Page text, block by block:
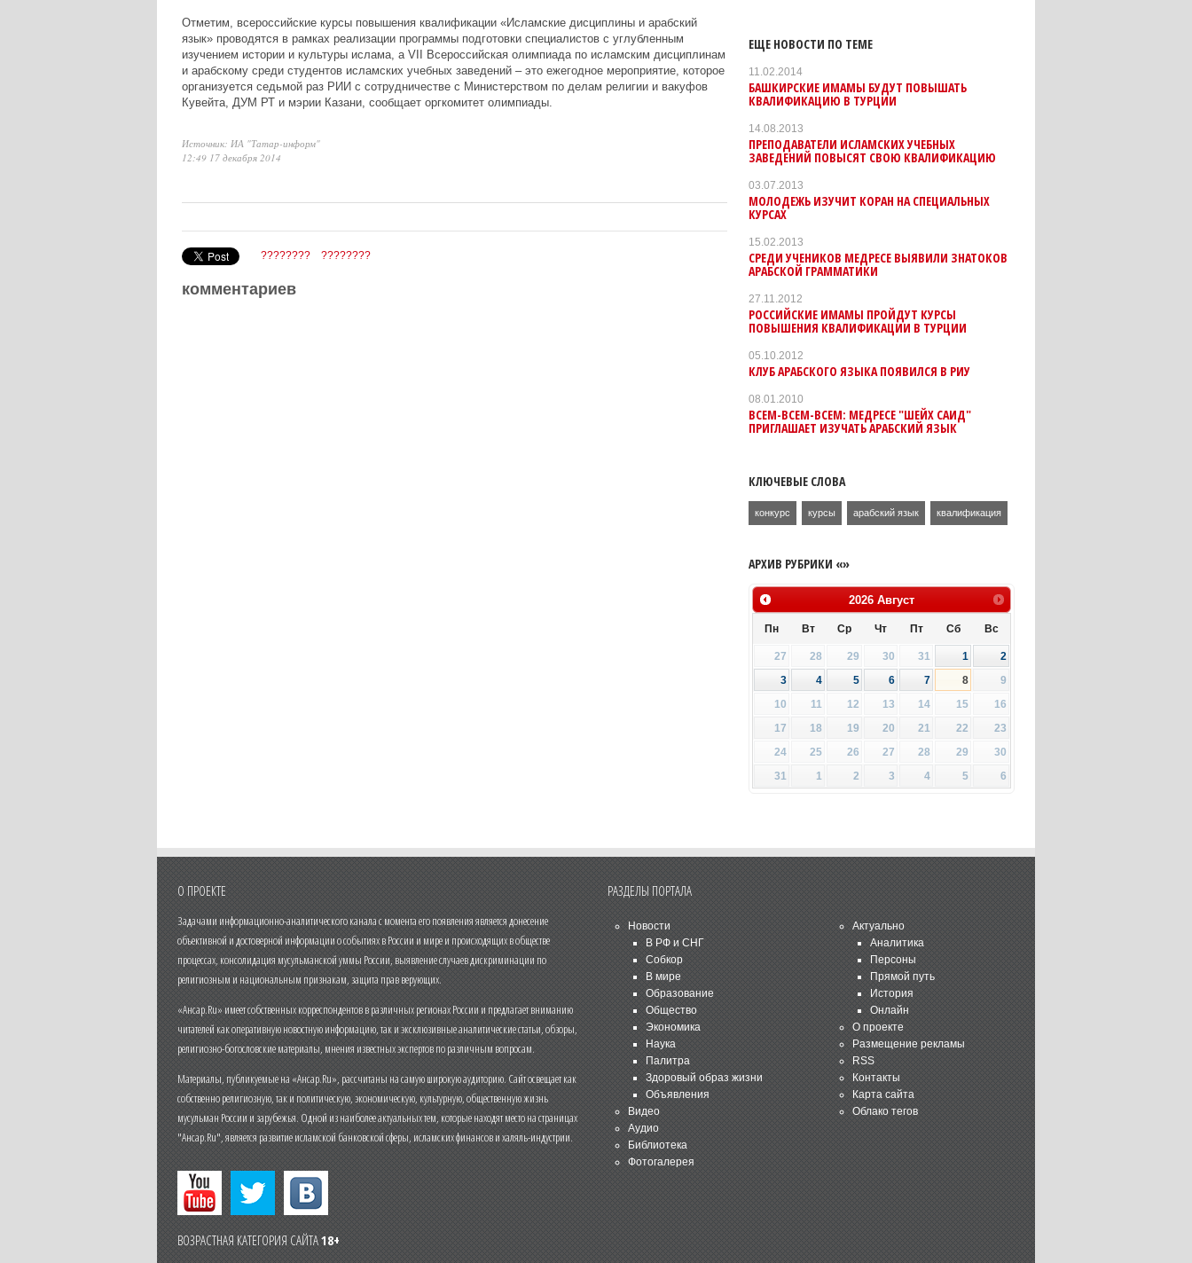
Отметим, всероссийские курсы повышения квалификации «Исламские дисциплины и арабский
язык» проводятся в рамках реализации программы подготовки специалистов с углубленным
изучением истории и культуры ислама, а VII Всероссийская олимпиада по исламским дисциплинам
и арабскому среди студентов исламских учебных заведений – это ежегодное мероприятие, которое
организуется седьмой раз РИИ с сотрудничестве с Министерством по делам религии и вакуфов
Кувейта, ДУМ РТ и мэрии Казани, сообщает оргкомитет олимпиады.
Источник: ИА "Татар-информ"
12:49 17 декабря 2014
???????? ????????
комментариев
ЕЩЕ НОВОСТИ ПО ТЕМЕ
11.02.2014
БАШКИРСКИЕ ИМАМЫ БУДУТ ПОВЫШАТЬ
КВАЛИФИКАЦИЮ В ТУРЦИИ
14.08.2013
ПРЕПОДАВАТЕЛИ ИСЛАМСКИХ УЧЕБНЫХ
ЗАВЕДЕНИЙ ПОВЫСЯТ СВОЮ КВАЛИФИКАЦИЮ
03.07.2013
МОЛОДЕЖЬ ИЗУЧИТ КОРАН НА СПЕЦИАЛЬНЫХ
КУРСАХ
15.02.2013
СРЕДИ УЧЕНИКОВ МЕДРЕСЕ ВЫЯВИЛИ ЗНАТОКОВ
АРАБСКОЙ ГРАММАТИКИ
27.11.2012
РОССИЙСКИЕ ИМАМЫ ПРОЙДУТ КУРСЫ
ПОВЫШЕНИЯ КВАЛИФИКАЦИИ В ТУРЦИИ
05.10.2012
КЛУБ АРАБСКОГО ЯЗЫКА ПОЯВИЛСЯ В РИУ
08.01.2010
ВСЕМ-ВСЕМ-ВСЕМ: МЕДРЕСЕ "ШЕЙХ САИД"
ПРИГЛАШАЕТ ИЗУЧАТЬ АРАБСКИЙ ЯЗЫК
КЛЮЧЕВЫЕ СЛОВА
конкурс курсы арабский язык квалификация
АРХИВ РУБРИКИ «»
2026 Август
Пн Вт Ср Чт Пт Сб Вс
27 28 29 30 31 1
2
3
4 5 6 7 8
9
10
11 12 13 14 15
16
17
18 19 20 21 22
23
24
25 26 27 28 29
30
31
1 2 3 4 5 6
О ПРОЕКТЕ
Задачами информационно-аналитического канала с момента его появления является донесение
объективной и достоверной информации о событиях в России и мире и происходящих в обществе
процессах, консолидация мусульманской уммы России, выявление случаев дискриминации по
религиозным и национальным признакам, защита прав верующих.
«Ансар.Ru» имеет собственных корреспондентов в различных регионах России и предлагает вниманию
читателей как оперативную новостную информацию, так и эксклюзивные аналитические статьи, обзоры,
религиозно-богословские материалы, мнения известных экспертов по различным вопросам.
Материалы, публикуемые на «Ансар.Ru», рассчитаны на самую широкую аудиторию. Сайт освещает как
собственно религиозную, так и политическую, экономическую, культурную, общественную жизнь
мусульман России и зарубежья. Одной из наиболее актуальных тем, которые находят место на страницах
"Ансар.Ru", является развитие исламской банковской сферы, исламских финансов и халяль-индустрии.
ВОЗРАСТНАЯ КАТЕГОРИЯ САЙТА18+
РАЗДЕЛЫ ПОРТАЛА
Новости
В РФ и СНГ
Собкор
В мире
Образование
Общество
Экономика
Наука
Палитра
Здоровый образ жизни
Объявления
Видео
Аудио
Библиотека
Фотогалерея
Актуально
Аналитика
Персоны
Прямой путь
История
Онлайн
О проекте
Размещение рекламы
RSS
Контакты
Карта сайта
Облако тегов